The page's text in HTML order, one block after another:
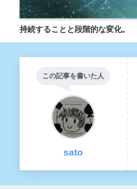
持続することと段階的な変化。
この記事を書いた人
sato